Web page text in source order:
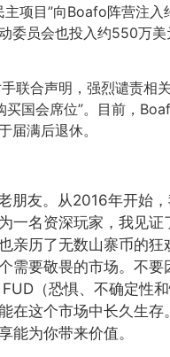
项目”向Boafo阵营注
委员会也投入约550万
联合声明，强烈谴责相
国会席位”。目前，
满后退休。
朋友。从2016年开始
一名资深玩家，我见证
亲历了无数山寨币的狂
需要敬畏的市场。不要
（恐惧、不确定性
在这个市场中长久生存
能为你带来价值。